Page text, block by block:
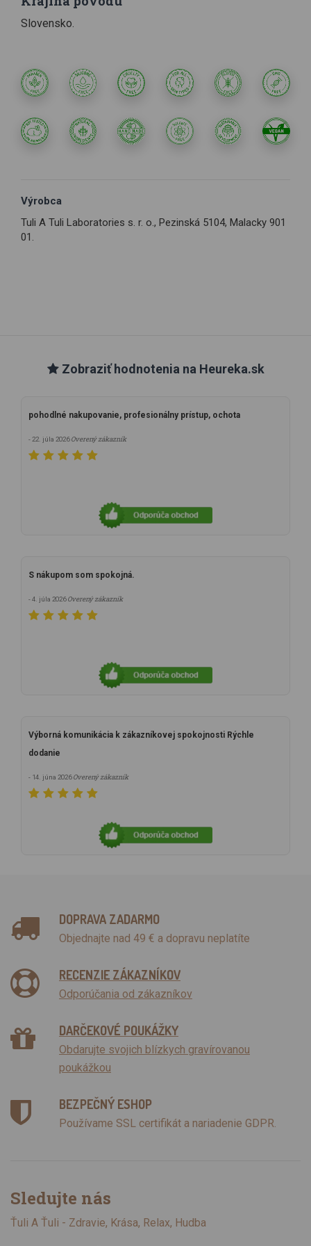
Slovensko.
Výrobca
Tuli A Tuli Laboratories s. r. o., Pezinská 5104, Malacky 901
01.
Zobraziť hodnotenia na Heureka.sk
pohodlné nakupovanie, profesionálny prístup, ochota
- 22. júla 2026Overený zákazník
S nákupom som spokojná.
- 4. júla 2026Overený zákazník
Výborná komunikácia k zákazníkovej spokojnosti Rýchle
dodanie
- 14. júna 2026Overený zákazník
DOPRAVA ZADARMO
Objednajte nad 49 € a dopravu neplatíte
RECENZIE ZÁKAZNÍKOV
Odporúčania od zákazníkov
DARČEKOVÉ POUKÁŽKY
Obdarujte svojich blízkych gravírovanou
poukážkou
BEZPEČNÝ ESHOP
Používame SSL certifikát a nariadenie GDPR.
Sledujte nás
Ťuli A Ťuli - Zdravie, Krása, Relax, Hudba